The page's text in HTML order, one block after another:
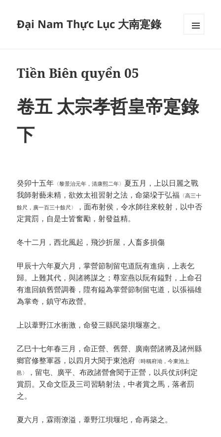
Đại Nam Thực Lục 大南寔錄
Tiền Biên quyển 05
卷五 太宗孝哲皇帝寔錄
下
癸卯十五年 〈黎景治元年，清康熙二年〉 夏五月，上以日麗之戰
我師射藝未精，欲效太祖習射之法，命築垜于弘福 〈高三十
餘尺，廣一百三十餘尺〉
，面布射侯，令水師往來較射，以中否
定賞罰，自是士皆奮勵，射發益精。
冬十二月，西北風起，飛沙折屋，人畜多損傷
甲辰十六年夏六月，掌營節制留屯道阮有進病，上表乞
歸。上難其代，與諸將謀之；尊室燕以阮有鎰對，上命召
有進回鎮舊營調養，陞有鎰為掌營節制留屯道，以張福雄
為掌奇，鎮守布政營。
上以葦野江水衝激，命發三縣民築垻堰塞之。
乙巳十七年春三月，命正營、舊營、廣南營諸將及諸州縣
鄉官修整軍器，以四月大閱于東池府 〈時稱府泑，今東池上
邑〉
，留屯、廣平、布政諸營會閱于正營，以兵仗刓利定
賞罰。又命文臣及三司習騎射法，中者賞之馬，落者罰
之。
夏六月，霖雨潦溢，葦野江垻堰圯，命再築之。